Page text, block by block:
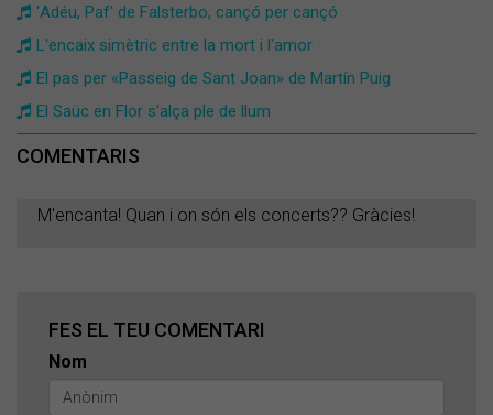
'Adéu, Paf' de Falsterbo, cançó per cançó
L'encaix simètric entre la mort i l'amor
El pas per «Passeig de Sant Joan» de Martín Puig
El Saüc en Flor s'alça ple de llum
COMENTARIS
M'encanta! Quan i on són els concerts?? Gràcies!
FES EL TEU COMENTARI
Nom